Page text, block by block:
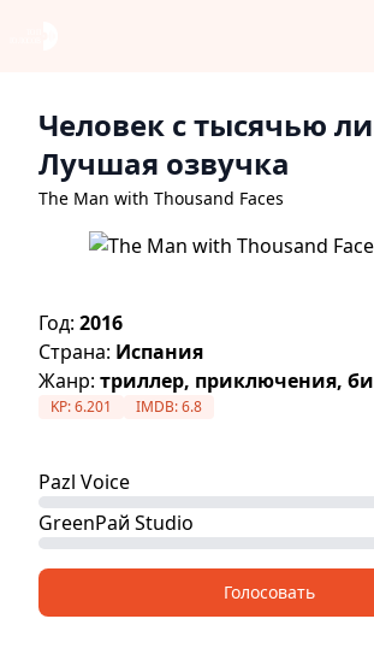
Человек с тысячью
Лучшая озвучка
The Man with Thousand Faces
Год: 2016
Страна: Испания
Жанр: триллер, приключения,
KP:6.201 IMDB:6.8
Pazl Voice
GreenРай Studio
Голосовать